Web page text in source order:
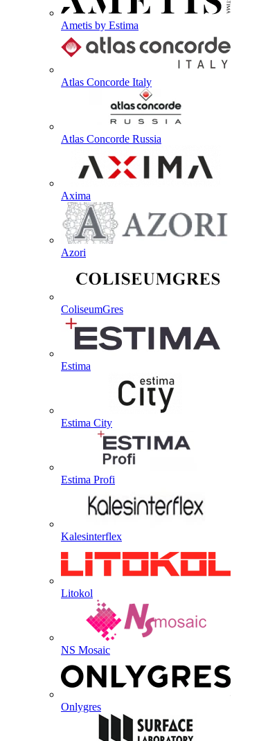
Ametis by Estima
Atlas Concorde Italy
Atlas Concorde Russia
Axima
Azori
ColiseumGres
Estima
Estima City
Estima Profi
Kalesinterflex
Litokol
NS Mosaic
Onlygres